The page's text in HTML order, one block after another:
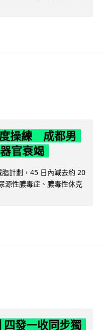
操練 成都男
官衰竭
計劃，45 日內減去約 20
源性膿毒症、膿毒性休克
發一收同步獨